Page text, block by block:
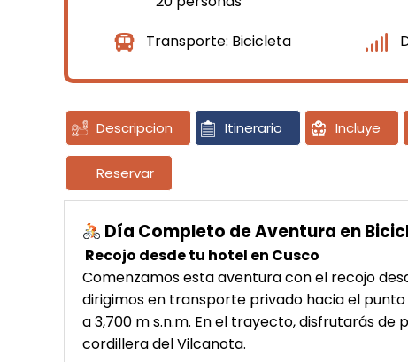
Transporte: Bicicleta
Descripcion Itinerario Incluye
Reservar
Día Completo de Aventura en
Recojo desde tu hotel en Cusco
Comenzamos esta aventura con el recojo
dirigimos en transporte privado hacia el punto
a 3,700 m s.n.m. En el trayecto, disfrutarás
cordillera del Vilcanota.